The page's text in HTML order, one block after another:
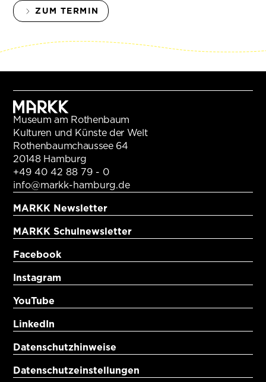
ZUM TERMIN
Museum am Rothenbaum
Kulturen und Künste der Welt
Rothenbaumchaussee 64
20148 Hamburg
+49 40 42 88 79 - 0
info@markk-hamburg.de
MARKK Newsletter
MARKK Schulnewsletter
Facebook
Instagram
YouTube
LinkedIn
Datenschutzhinweise
Datenschutzeinstellungen